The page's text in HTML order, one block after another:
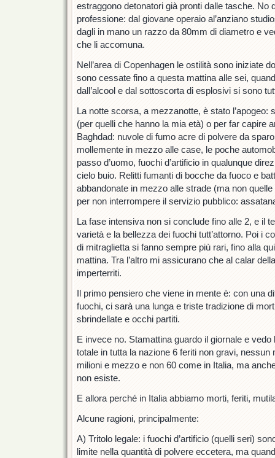
estraggono detonatori già pronti dalle tasche. No
professione: dal giovane operaio al’anziano
dagli in mano un razzo da 80mm di diametro e
che li accomuna.
Nell’area di Copenhagen le ostilità sono iniziate
sono cessate fino a questa mattina alle sei,
dall’alcool e dal sottoscorta di esplosivi si sono
La notte scorsa, a mezzanotte, è stato l’apogeo:
(per quelli che hanno la mia età) o per far capire
Baghdad: nuvole di fumo acre di polvere da
mollemente in mezzo alle case, le poche
passo d’uomo, fuochi d’artificio in qualunque
cielo buio. Relitti fumanti di bocche da fuoco e
abbandonate in mezzo alle strade (ma non
per non interrompere il servizio pubblico:
La fase intensiva non si conclude fino alle 2, e il
varietà e la bellezza dei fuochi tutt’attorno. Poi i
di mitraglietta si fanno sempre più rari, fino alla
mattina. Tra l’altro mi assicurano che al calar
imperterriti.
Il primo pensiero che viene in mente è: con una
fuochi, ci sarà una lunga e triste tradizione di
sbrindellate e occhi partiti.
E invece no. Stamattina guardo il giornale e
totale in tutta la nazione 6 feriti non gravi, nessun
milioni e mezzo e non 60 come in Italia, ma
non esiste.
E allora perché in Italia abbiamo morti, feriti,
Alcune ragioni, principalmente:
A) Tritolo legale: i fuochi d’artificio (quelli seri)
limite nella quantità di polvere eccetera, ma